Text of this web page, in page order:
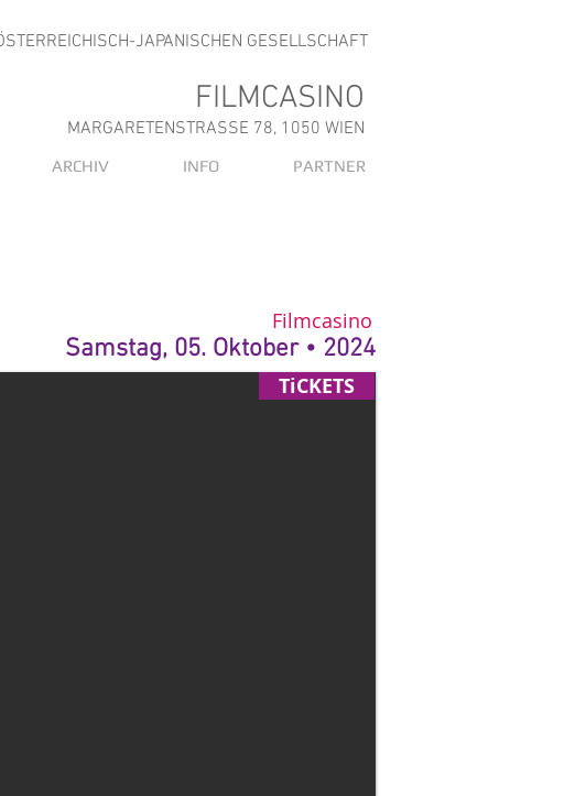
JAPANISCHEN GESELLSCHAFT
FILMCASINO
MARGARETENSTRASSE 78, 1050 WIEN
ARCHIV INFO PARTNER
Samstag, 05. Oktober • 2024
Filmcasino
TiCKETS